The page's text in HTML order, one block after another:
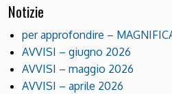
Notizie
per approfondire –
AVVISI – giugno 2026
AVVISI – maggio 2026
AVVISI – aprile 2026